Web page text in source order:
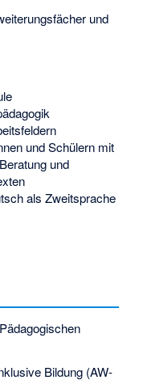
und
und Schülern mit
und
als Zweitsprache
Bildung (AW-